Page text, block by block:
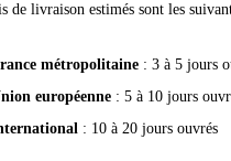
de livraison estimés sont les
métropolitaine : 3 à 5 jours
européenne : 5 à 10 jours
: 10 à 20 jours ouvrés